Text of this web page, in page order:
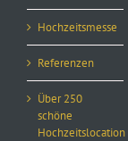
Hochzeitsmesse
Referenzen
Über 250
schöne
Hochzeitslocation